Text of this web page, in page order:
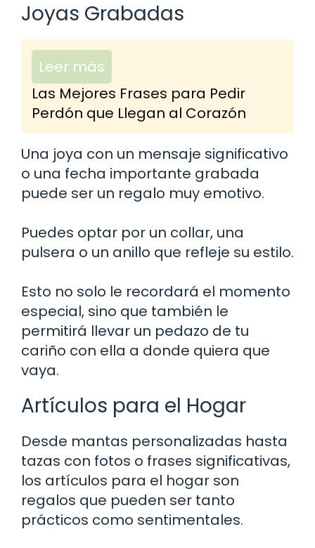
Joyas Grabadas
Leer más
Las Mejores Frases para Pedir
Perdón que Llegan al Corazón
Una joya con un mensaje significativo
o una fecha importante grabada
puede ser un regalo muy emotivo.
Puedes optar por un collar, una
pulsera o un anillo que refleje su estilo.
Esto no solo le recordará el momento
especial, sino que también le
permitirá llevar un pedazo de tu
cariño con ella a donde quiera que
vaya.
Artículos para el Hogar
Desde mantas personalizadas hasta
tazas con fotos o frases significativas,
los artículos para el hogar son
regalos que pueden ser tanto
prácticos como sentimentales.